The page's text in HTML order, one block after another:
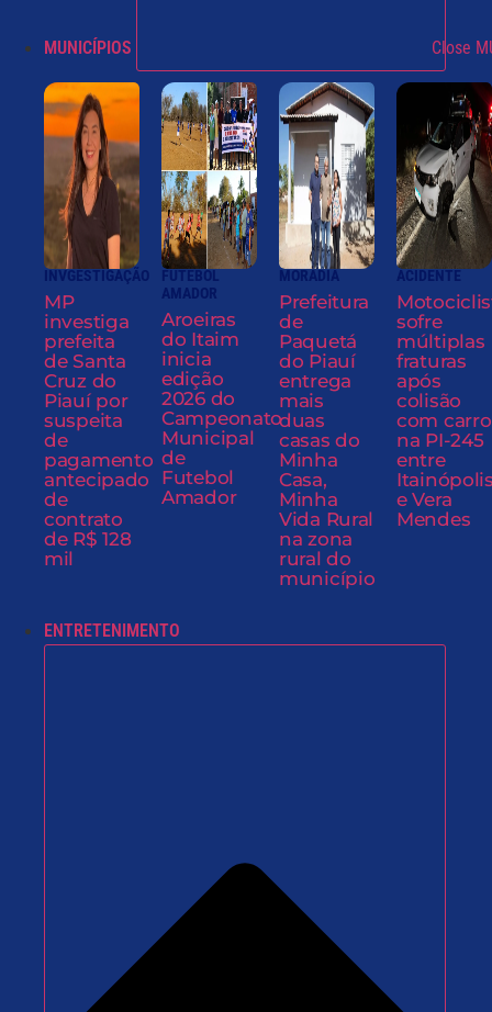
MUNICÍPIOS Close
INVGESTIGAÇÃO
MP
investiga
prefeita
de Santa
Cruz do
Piauí por
suspeita
de
pagamento
antecipado
de
contrato
de R$ 128
mil
FUTEBOL
AMADOR
Aroeiras
do Itaim
inicia
edição
2026 do
Campeonato
Municipal
de
Futebol
Amador
MORADIA
Prefeitura
de
Paquetá
do Piauí
entrega
mais
duas
casas do
Minha
Casa,
Minha
Vida Rural
na zona
rural do
município
ACIDENTE
sofre
múltiplas
fraturas
após
colisão
com carro
na PI-245
entre
e Vera
Mendes
ENTRETENIMENTO